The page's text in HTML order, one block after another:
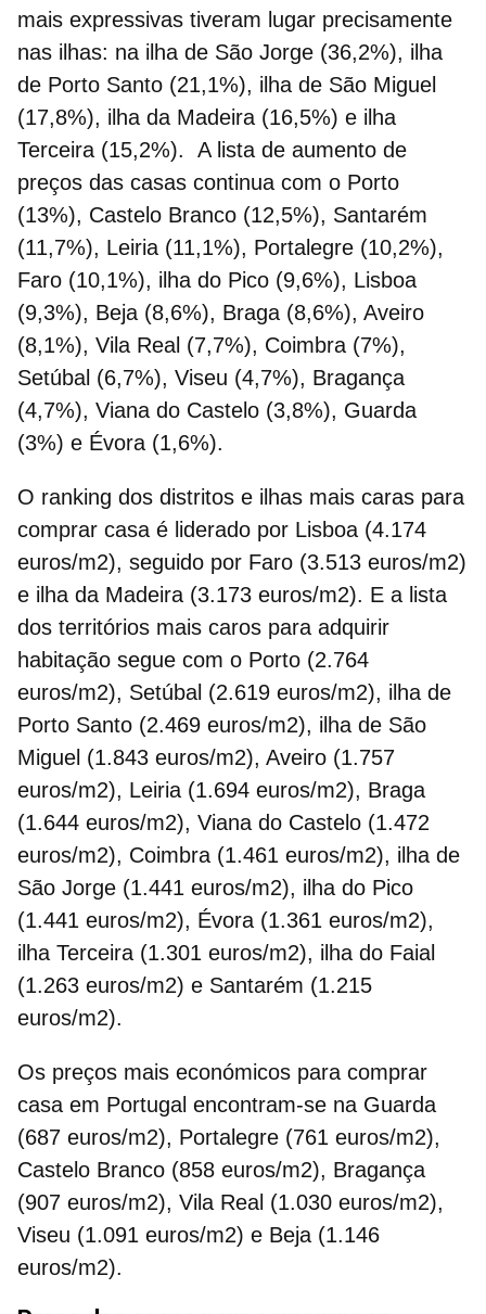
mais expressivas tiveram lugar precisamente
nas ilhas: na ilha de São Jorge (36,2%), ilha
de Porto Santo (21,1%), ilha de São Miguel
(17,8%), ilha da Madeira (16,5%) e ilha
Terceira (15,2%). A lista de aumento de
preços das casas continua com o Porto
(13%), Castelo Branco (12,5%), Santarém
(11,7%), Leiria (11,1%), Portalegre (10,2%),
Faro (10,1%), ilha do Pico (9,6%), Lisboa
(9,3%), Beja (8,6%), Braga (8,6%), Aveiro
(8,1%), Vila Real (7,7%), Coimbra (7%),
Setúbal (6,7%), Viseu (4,7%), Bragança
(4,7%), Viana do Castelo (3,8%), Guarda
(3%) e Évora (1,6%).
O ranking dos distritos e ilhas mais caras para
comprar casa é liderado por Lisboa (4.174
euros/m2), seguido por Faro (3.513 euros/m2)
e ilha da Madeira (3.173 euros/m2). E a lista
dos territórios mais caros para adquirir
habitação segue com o Porto (2.764
euros/m2), Setúbal (2.619 euros/m2), ilha de
Porto Santo (2.469 euros/m2), ilha de São
Miguel (1.843 euros/m2), Aveiro (1.757
euros/m2), Leiria (1.694 euros/m2), Braga
(1.644 euros/m2), Viana do Castelo (1.472
euros/m2), Coimbra (1.461 euros/m2), ilha de
São Jorge (1.441 euros/m2), ilha do Pico
(1.441 euros/m2), Évora (1.361 euros/m2),
ilha Terceira (1.301 euros/m2), ilha do Faial
(1.263 euros/m2) e Santarém (1.215
euros/m2).
Os preços mais económicos para comprar
casa em Portugal encontram-se na Guarda
(687 euros/m2), Portalegre (761 euros/m2),
Castelo Branco (858 euros/m2), Bragança
(907 euros/m2), Vila Real (1.030 euros/m2),
Viseu (1.091 euros/m2) e Beja (1.146
euros/m2).